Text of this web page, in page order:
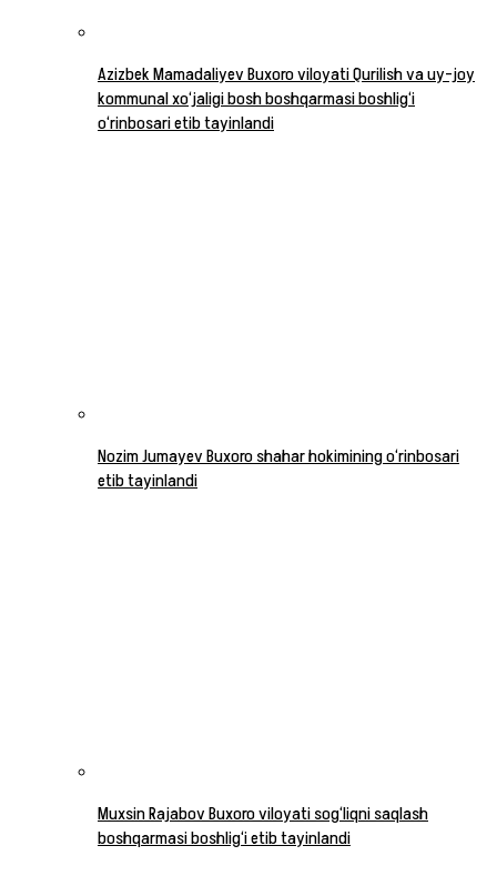
Azizbek Mamadaliyev Buxoro viloyati Qurilish va uy-joy
kommunal xo‘jaligi bosh boshqarmasi boshlig‘i
o‘rinbosari etib tayinlandi
Nozim Jumayev Buxoro shahar hokimining o‘rinbosari
etib tayinlandi
Muxsin Rajabov Buxoro viloyati sog‘liqni saqlash
boshqarmasi boshlig‘i etib tayinlandi